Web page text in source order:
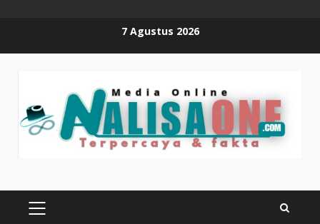
7 Agustus 2026
PRIMARY